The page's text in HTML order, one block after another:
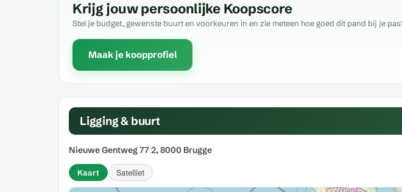
Krijg jouw persoonlijke Koopscore
Stel je budget, gewenste buurt en voorkeuren in en zie meteen hoe goed dit pand bij je
Maak je koopprofiel
Ligging & buurt
Nieuwe Gentweg 77 2, 8000 Brugge
Kaart Satelliet